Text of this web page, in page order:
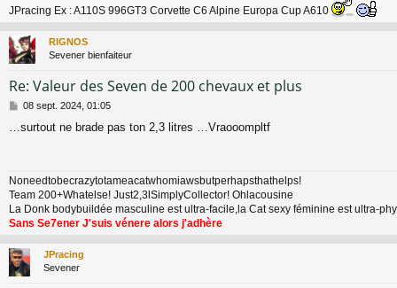
JPracing Ex : A110S 996GT3 Corvette C6 Alpine Europa Cup A610
RIGNOS
Sevener bienfaiteur
Re: Valeur des Seven de 200 chevaux et plus
M
s
e
08 sept. 2024, 01:05
…surtout ne brade pas ton 2,3 litres …Vraooompltf
Noneedtobecrazytotameacatwhomiawsbutperhapsthathelps!
Team 200+Whatelse! Just2,3lSimplyCollector! Ohlacousine
La Donk bodybuildée masculine est ultra-facile,la Cat sexy féminine est ultra-
Sans Se7ener J'suis vénere alors j'adhère
JPracing
Sevener